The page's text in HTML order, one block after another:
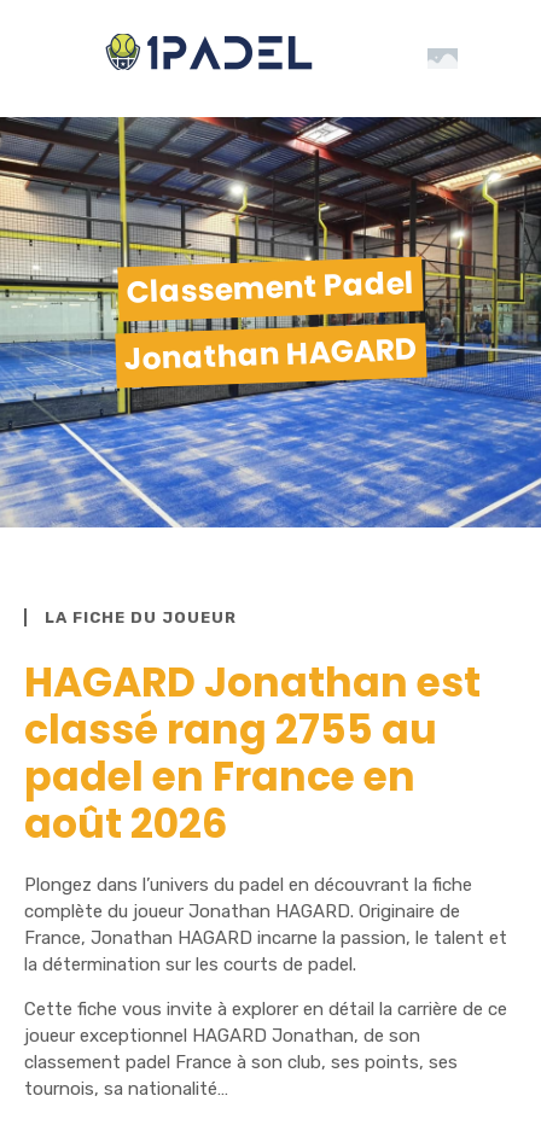
Classement Padel
Jonathan HAGARD
LA FICHE DU JOUEUR
HAGARD Jonathan est
classé rang 2755 au
padel en France en
août 2026
Plongez dans l’univers du padel en découvrant la fiche
complète du joueur Jonathan HAGARD. Originaire de
France, Jonathan HAGARD incarne la passion, le talent et
la détermination sur les courts de padel.
Cette fiche vous invite à explorer en détail la carrière de ce
joueur exceptionnel HAGARD Jonathan, de son
classement padel France à son club, ses points, ses
tournois, sa nationalité…